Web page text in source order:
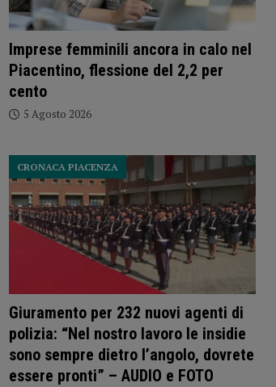
Imprese femminili ancora in calo nel
Piacentino, flessione del 2,2 per
cento
5 Agosto 2026
Giuramento per 232 nuovi agenti di
polizia: “Nel nostro lavoro le insidie
sono sempre dietro l’angolo, dovrete
essere pronti” – AUDIO e FOTO
CRONACA PIACENZA